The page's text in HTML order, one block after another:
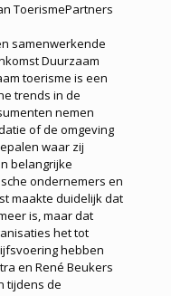
ToerismePartners
samenwerkende
Duurzaam
toerisme is een
trends in de
nemen
of de omgeving
waar zij
belangrijke
ondernemers en
maakte duidelijk dat
is, maar dat
het tot
hebben
en René Beukers
tijdens de